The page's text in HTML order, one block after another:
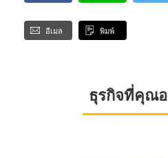
อีเมล พิมพ์
ธุรกิจที่คุณ